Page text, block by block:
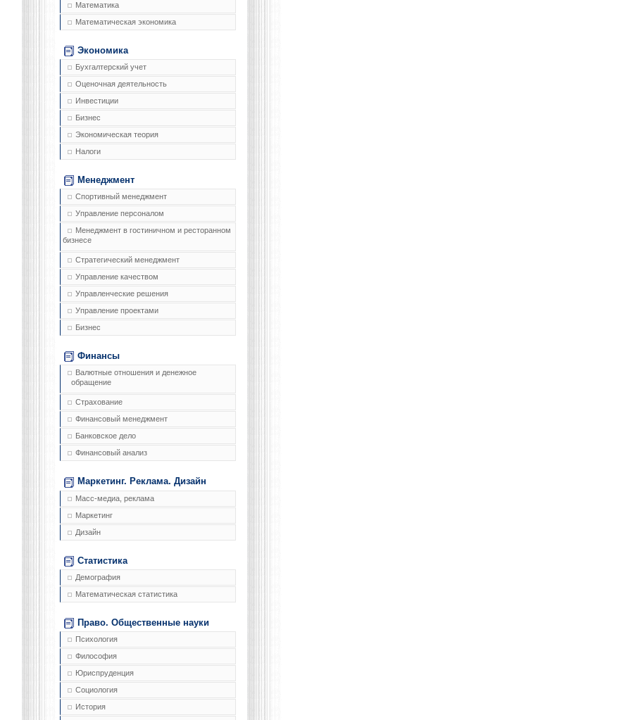
Математика
Математическая экономика
Экономика
Бухгалтерский учет
Оценочная деятельность
Инвестиции
Бизнес
Экономическая теория
Налоги
Менеджмент
Спортивный менеджмент
Управление персоналом
Менеджмент в гостиничном и ресторанном
бизнесе
Стратегический менеджмент
Управление качеством
Управленческие решения
Управление проектами
Бизнес
Финансы
Валютные отношения и денежное
обращение
Страхование
Финансовый менеджмент
Банковское дело
Финансовый анализ
Маркетинг. Реклама. Дизайн
Масс-медиа, реклама
Маркетинг
Дизайн
Статистика
Демография
Математическая статистика
Право. Общественные науки
Психология
Философия
Юриспруденция
Социология
История